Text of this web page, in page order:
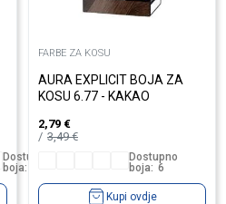
Dostupno
boja:
FARBE ZA KOSU
AURA EXPLICIT BOJA ZA
KOSU 6.77 - KAKAO
2,79 €
3,49€
Dostupno
boja: 6
Kupi ovdje